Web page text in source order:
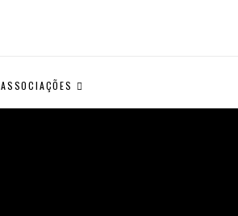
ASSOCIAÇÕES